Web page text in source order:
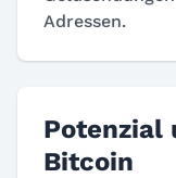
Adressen.
Potenzial
Bitcoin